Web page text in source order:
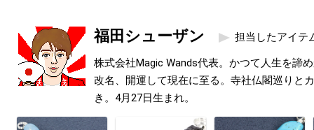
福田シューザン 担当したアイテ
株式会社Magic Wands代表。かつて人生を諦
改名、開運して現在に至る。寺社仏閣巡りと
き。4月27日生まれ。